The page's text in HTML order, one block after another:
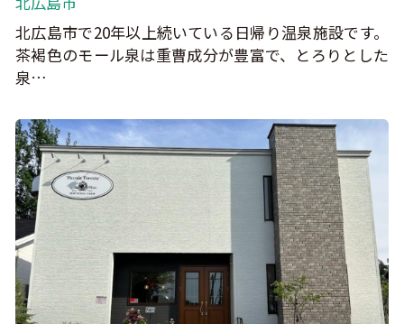
北広島市で20年以上続いている日帰り温泉施設です。
茶褐色のモール泉は重曹成分が豊富で、とろりとした
泉…